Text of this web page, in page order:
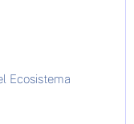
Ecosistema